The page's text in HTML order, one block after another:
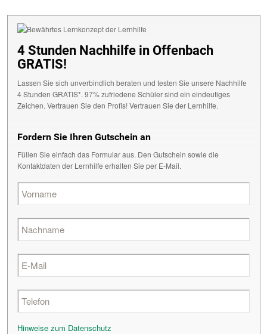
4 Stunden Nachhilfe in Offenbach
GRATIS!
Lassen Sie sich unverbindlich beraten und testen Sie unsere Nachhilfe
4 Stunden GRATIS*. 97% zufriedene Schüler sind ein eindeutiges
Zeichen. Vertrauen Sie den Profis! Vertrauen Sie der Lernhilfe.
Fordern Sie Ihren Gutschein an
Füllen Sie einfach das Formular aus. Den Gutschein sowie die
Kontaktdaten der Lernhilfe erhalten Sie per E-Mail.
Hinweise zum Datenschutz